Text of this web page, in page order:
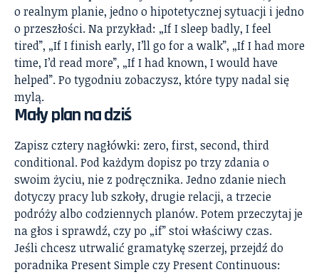
o realnym planie, jedno o hipotetycznej sytuacji i jedno
o przeszłości. Na przykład: „If I sleep badly, I feel
tired”, „If I finish early, I’ll go for a walk”, „If I had more
time, I’d read more”, „If I had known, I would have
helped”. Po tygodniu zobaczysz, które typy nadal się
mylą.
Mały plan na dziś
Zapisz cztery nagłówki: zero, first, second, third
conditional. Pod każdym dopisz po trzy zdania o
swoim życiu, nie z podręcznika. Jedno zdanie niech
dotyczy pracy lub szkoły, drugie relacji, a trzecie
podróży albo codziennych planów. Potem przeczytaj je
na głos i sprawdź, czy po „if” stoi właściwy czas.
Jeśli chcesz utrwalić gramatykę szerzej, przejdź do
poradnikaPresent Simple czy Present Continuous: